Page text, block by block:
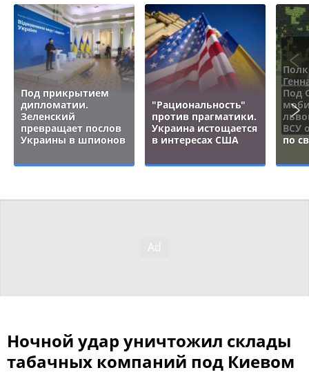
Под прикрытием
дипломатии.
Зеленский
превращает послов
Украины в шпионов
"Рациональность"
против прагматики.
Украина истощается
в интересах США
Под
ВСУ
по
Ночной удар уничтожил склады
табачных компаний под Киевом